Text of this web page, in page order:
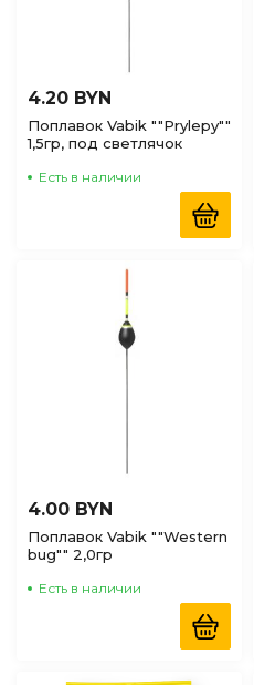
4.20 BYN
Поплавок Vabik ""Prylepy""
1,5гр, под светлячок
Есть в наличии
4.00 BYN
Поплавок Vabik ""Western
bug"" 2,0гр
Есть в наличии